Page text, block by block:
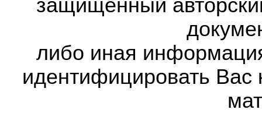
защищённый
либо иная
идентифицировать Вас